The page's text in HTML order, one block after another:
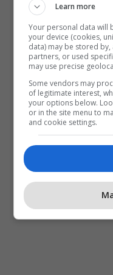
Learn more
Your personal data will
your device (cookies,
data) may be stored
partners, or used
may use precise
Some vendors may
of legitimate interest,
your options below.
or in the site menu to
and cookie settings.